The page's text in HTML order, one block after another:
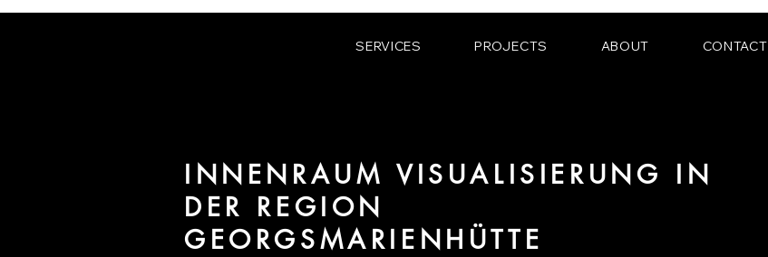
SERVICES PROJECTS ABOUT CONTACT
INNENRAUM VISUALISIERUNG IN
DER REGION
GEORGSMARIENHÜTTE